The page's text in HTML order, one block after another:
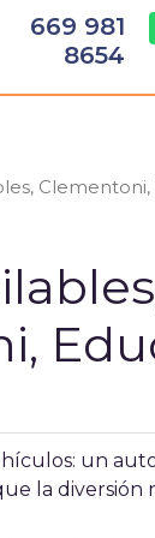
669 981
8654
Clementoni,
un
la diversión